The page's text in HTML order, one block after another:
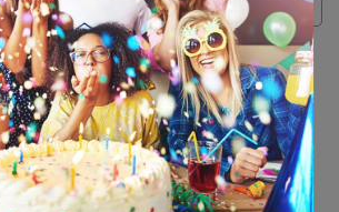
Description
Blast off Birthday
公分 ) / 1入